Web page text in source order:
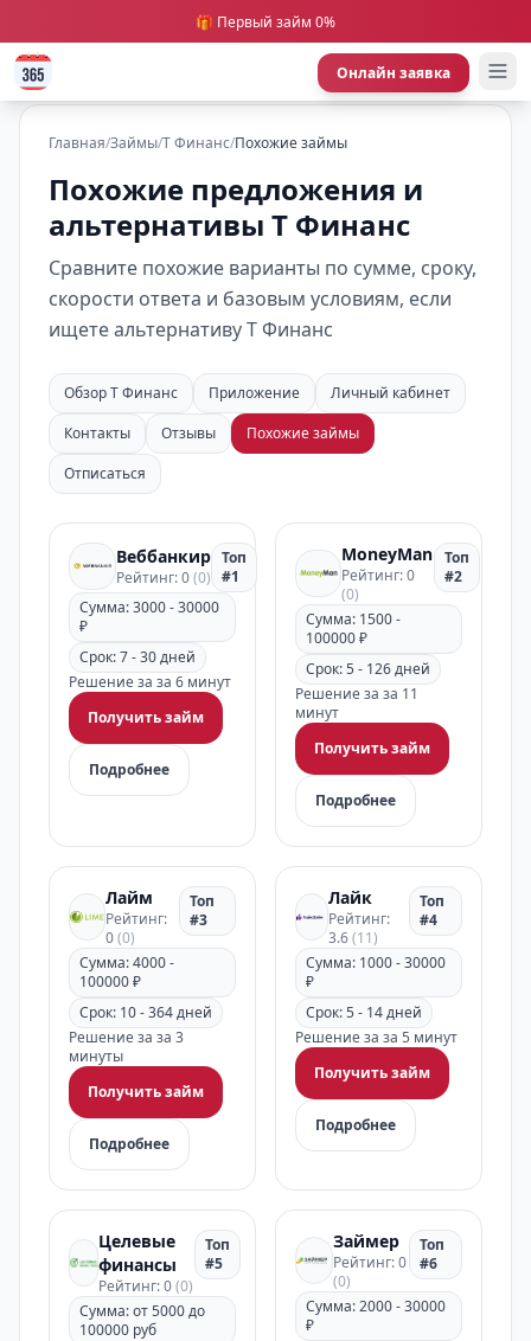
🎁 Первый займ 0%
Онлайн заявка
Главная/Займы/Т Финанс/Похожие займы
Похожие предложения и
альтернативы Т Финанс
Сравните похожие варианты по сумме, сроку,
скорости ответа и базовым условиям, если
ищете альтернативу Т Финанс
Обзор Т Финанс Приложение
Личный кабинет
Контакты
Отзывы
Похожие займы
Отписаться
Веббанкир
Рейтинг: 0(0)
Топ
#1
Сумма: 3000 - 30000
₽
Срок: 7 - 30 дней
Решение за за 6 минут
Получить займ
Подробнее
MoneyMan
Рейтинг: 0
(0)
Топ
#2
Сумма: 1500 -
100000 ₽
Срок: 5 - 126 дней
Решение за за 11
минут
Получить займ
Подробнее
Лайм
Рейтинг:
0(0)
Топ
#3
Сумма: 4000 -
100000 ₽
Срок: 10 - 364 дней
Решение за за 3
минуты
Получить займ
Подробнее
Лайк
Рейтинг:
3.6(11)
Топ
#4
Сумма: 1000 - 30000
₽
Срок: 5 - 14 дней
Решение за за 5 минут
Получить займ
Подробнее
Целевые
финансы
Рейтинг: 0(0)
Топ
#5
Сумма: от 5000 до
100000 руб
Займер
Рейтинг: 0
(0)
Топ
#6
Сумма: 2000 - 30000
₽